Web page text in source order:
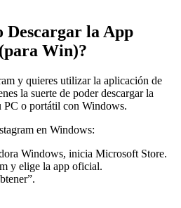
Descargar la App
Win)?
y quieres utilizar la aplicación de
la suerte de poder descargar la
PC o portátil con Windows.
en Windows:
Windows, inicia Microsoft Store.
y elige la app oficial.